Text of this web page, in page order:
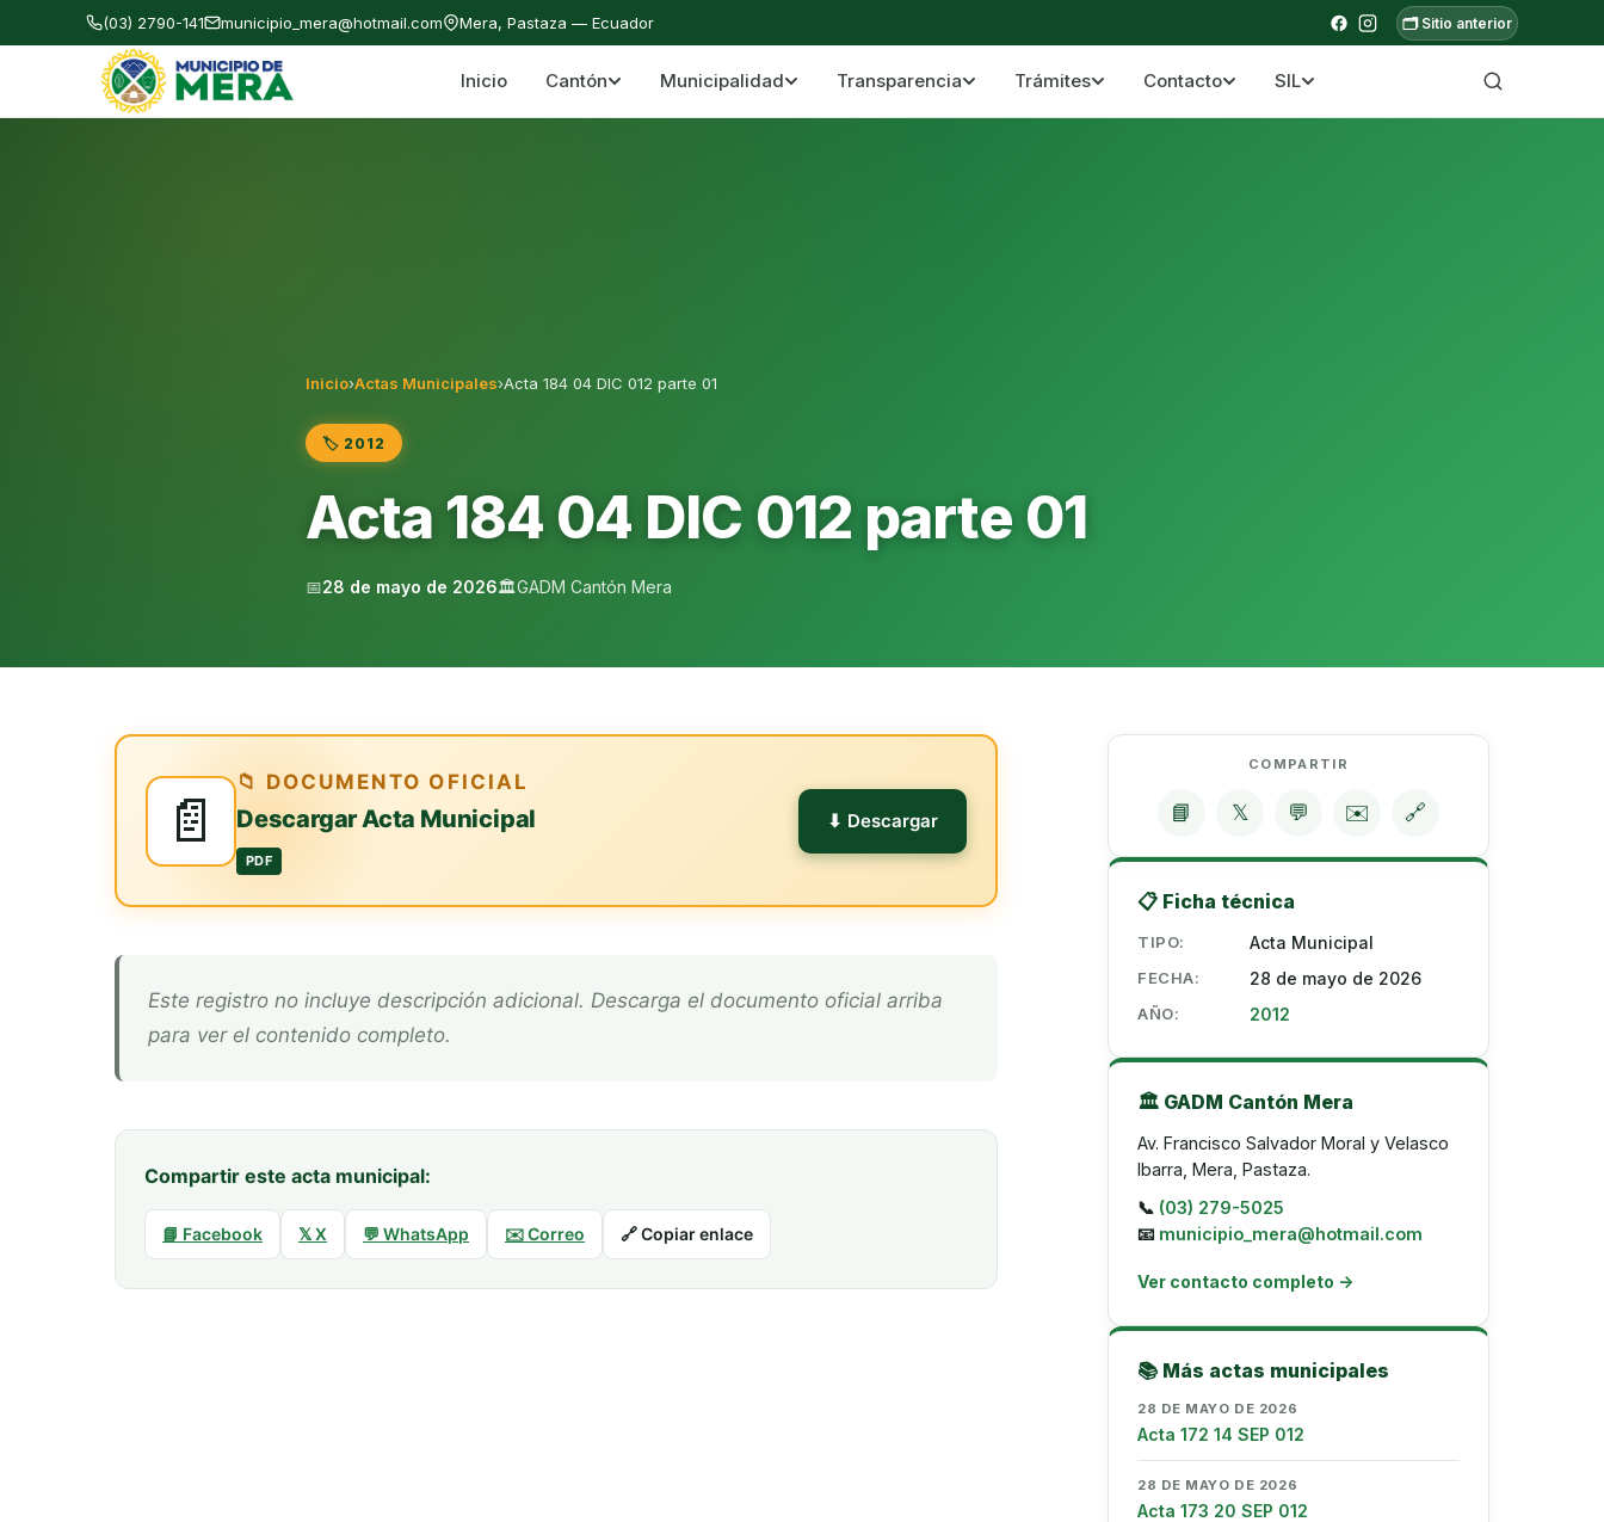
(03) 2790-141 municipio_mera@hotmail.com Mera, Pastaza — Ecuador 🗂️ Sitio anterior
Gobierno Autónomo Descentralizado Municipal del Cantón Mera Cantón Mera · Pastaza · Llanganates y Amazonía ecuatoriana
Inicio Cantón Municipalidad Transparencia Trámites Contacto SIL
Inicio›Actas Municipales›Acta 184 04 DIC 012 parte 01
🏷️ 2012
Acta 184 04 DIC 012 parte 01
📅28 de mayo de 2026🏛️GADM Cantón Mera
📄
📁 DOCUMENTO OFICIAL
Descargar Acta Municipal
PDF
⬇ Descargar
Este registro no incluye descripción adicional. Descarga el documento oficial arriba
para ver el contenido completo.
Compartir este acta municipal:
📘 Facebook 𝕏 X 💬 WhatsApp ✉️ Correo 🔗 Copiar enlace
COMPARTIR
📘 𝕏 💬 ✉️ 🔗
📋 Ficha técnica
TIPO: Acta Municipal
FECHA: 28 de mayo de 2026
AÑO: 2012
🏛️ GADM Cantón Mera
Av. Francisco Salvador Moral y Velasco
Ibarra, Mera, Pastaza.
📞 (03) 279-5025
📧 municipio_mera@hotmail.com
Ver contacto completo →
📚 Más actas municipales
28 DE MAYO DE 2026
Acta 172 14 SEP 012
28 DE MAYO DE 2026
Acta 173 20 SEP 012